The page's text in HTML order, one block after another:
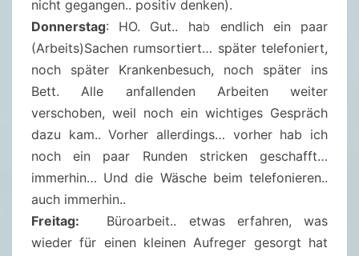
nicht gegangen.. positiv denken).
Donnerstag: HO. Gut.. hab endlich ein paar
(Arbeits)Sachen rumsortiert… später telefoniert,
noch später Krankenbesuch, noch später ins
Bett. Alle anfallenden Arbeiten weiter
verschoben, weil noch ein wichtiges Gespräch
dazu kam.. Vorher allerdings… vorher hab ich
noch ein paar Runden stricken geschafft…
immerhin… Und die Wäsche beim telefonieren..
auch immerhin..
Freitag:
Büroarbeit.. etwas erfahren, was
wieder für einen kleinen Aufreger gesorgt hat